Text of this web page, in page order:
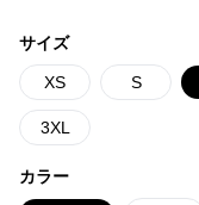
サイズ
XS S
3XL
カラー